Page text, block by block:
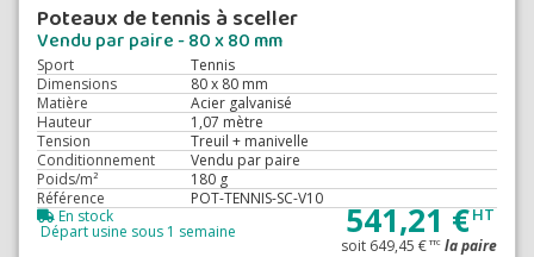
Poteaux de tennis à sceller
Vendu par paire - 80 x 80 mm
Sport
Tennis
Dimensions
80 x 80 mm
Matière
Acier galvanisé
Hauteur
1,07 mètre
Tension
Treuil + manivelle
Conditionnement
Vendu par paire
Poids/m²
180 g
Référence
POT-TENNIS-SC-V10
541,21 €HT
soit 649,45 € TTC la paire
En stock
Départ usine sous 1 semaine